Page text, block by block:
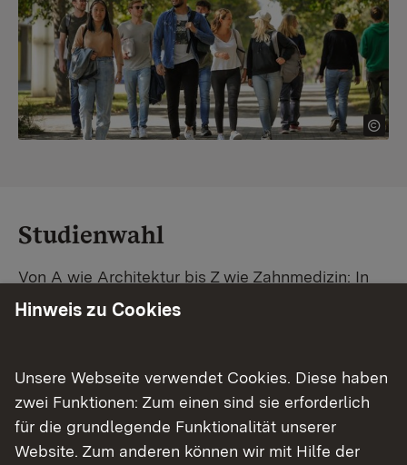
Studienwahl
Von A wie Architektur bis Z wie Zahnmedizin: In
Baden-Württemberg warten unzählige
Studiengangsuche schnell den passenden
Studienplatz. Außerdem gibt's eine Schritt-für-
Schritt-Anleitung zu deinem Traum-Studium.
Hinweis zu Cookies
Unsere Webseite verwendet Cookies. Diese haben
zwei Funktionen: Zum einen sind sie erforderlich
für die grundlegende Funktionalität unserer
Website. Zum anderen können wir mit Hilfe der